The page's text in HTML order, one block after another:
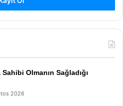
Sahibi Olmanın Sağladığı
2026